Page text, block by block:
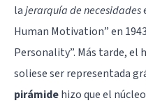
lajerarquía de necesidades
Human Motivation” en
Personality”. Más tarde, el
soliese ser representada
pirámidehizo que el